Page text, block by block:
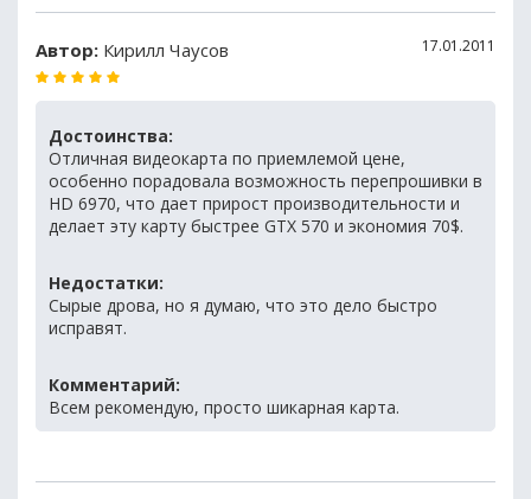
Автор: Кирилл Чаусов 17.01.2011
Достоинства:
Отличная видеокарта по приемлемой цене,
особенно порадовала возможность перепрошивки в
HD 6970, что дает прирост производительности и
делает эту карту быстрее GTX 570 и экономия 70$.
Недостатки:
Сырые дрова, но я думаю, что это дело быстро
исправят.
Комментарий:
Всем рекомендую, просто шикарная карта.